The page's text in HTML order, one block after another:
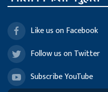
Like us on Facebook
Follow us on Twitter
Subscribe YouTube